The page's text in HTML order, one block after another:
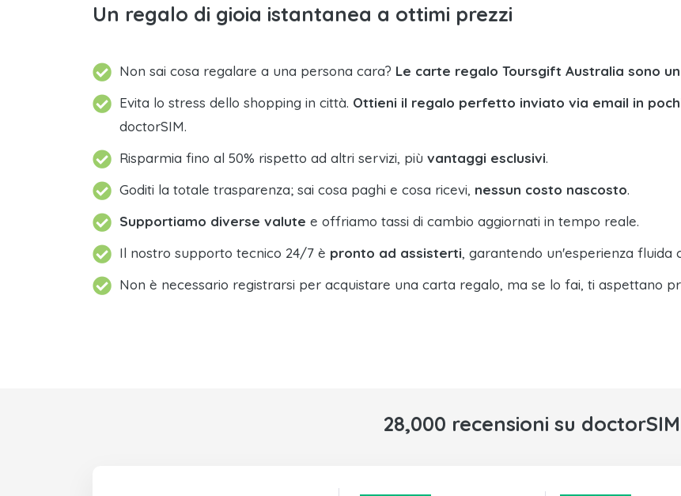
Un regalo di gioia istantanea a ottimi prezzi
Non sai cosa regalare a una persona cara? Le carte regalo Toursgift Australia sono
Evita lo stress dello shopping in città. Ottieni il regalo perfetto inviato via email in
doctorSIM.
Risparmia fino al 50% rispetto ad altri servizi, più vantaggi esclusivi.
Goditi la totale trasparenza; sai cosa paghi e cosa ricevi, nessun costo nascosto.
Supportiamo diverse valute e offriamo tassi di cambio aggiornati in tempo reale.
Il nostro supporto tecnico 24/7 è pronto ad assisterti, garantendo un'esperienza fluida
Non è necessario registrarsi per acquistare una carta regalo, ma se lo fai, ti aspettano
28,000 recensioni su doctorSIM